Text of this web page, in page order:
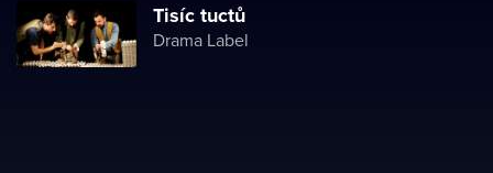
Tisíc tuctů
Drama Label